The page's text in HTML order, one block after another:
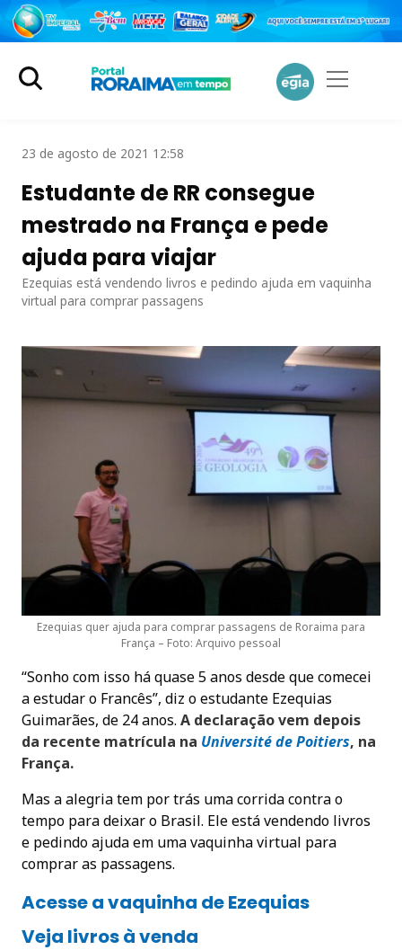
23 de agosto de 2021 12:58
Estudante de RR consegue
mestrado na França e pede
ajuda para viajar
Ezequias está vendendo livros e pedindo ajuda em vaquinha
virtual para comprar passagens
Ezequias quer ajuda para comprar passagens de Roraima para
França – Foto: Arquivo pessoal
“Sonho com isso há quase 5 anos desde que comecei
a estudar o Francês”, diz o estudante Ezequias
Guimarães, de 24 anos. A declaração vem depois
da recente matrícula na Université de Poitiers, na
França.
Mas a alegria tem por trás uma corrida contra o
tempo para deixar o Brasil. Ele está vendendo livros
e pedindo ajuda em uma vaquinha virtual para
comprar as passagens.
Acesse a vaquinha de Ezequias
Veja livros à venda